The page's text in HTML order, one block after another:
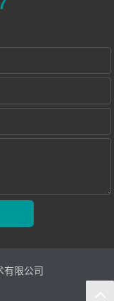
Hub诚征渠道合
有限公司